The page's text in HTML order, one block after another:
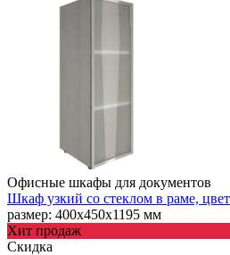
Офисные шкафы для документов
Шкаф узкий со стеклом в раме,
размер: 400х450х1195 мм
Хит продаж
Скидка